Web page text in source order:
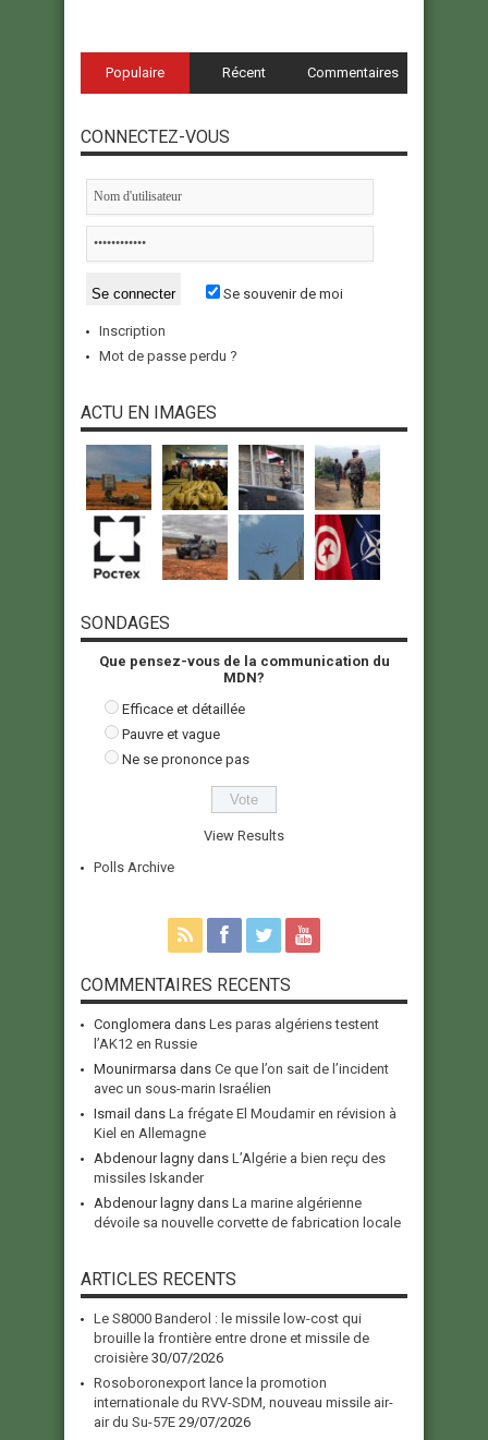
Populaire Récent Commentaires
CONNECTEZ-VOUS
Se souvenir de moi
Inscription
Mot de passe perdu ?
ACTU EN IMAGES
SONDAGES
Que pensez-vous de la communication du
MDN?
Efficace et détaillée
Pauvre et vague
Ne se prononce pas
View Results
Polls Archive
COMMENTAIRES RECENTS
Conglomera dans Les paras algériens testent
l’AK12 en Russie
Mounirmarsa dans Ce que l’on sait de l’incident
avec un sous-marin Israélien
Ismail dans La frégate El Moudamir en révision à
Kiel en Allemagne
Abdenour lagny dans L’Algérie a bien reçu des
missiles Iskander
Abdenour lagny dans La marine algérienne
dévoile sa nouvelle corvette de fabrication locale
ARTICLES RECENTS
Le S8000 Banderol : le missile low-cost qui
brouille la frontière entre drone et missile de
croisière 30/07/2026
Rosoboronexport lance la promotion
internationale du RVV-SDM, nouveau missile air-
air du Su-57E 29/07/2026